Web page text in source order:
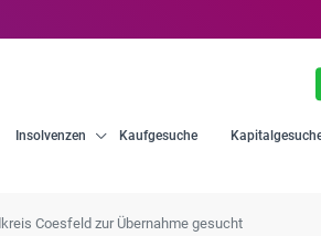
Insolvenzen Kaufgesuche
Coesfeld zur Übernahme gesucht